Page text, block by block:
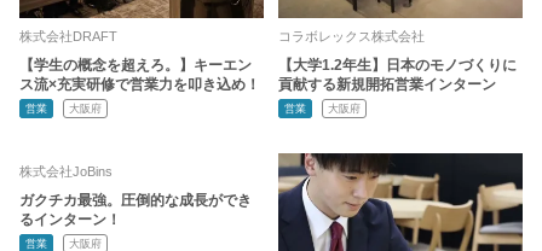
株式会社DRAFT
【学生の概念を超えろ。】キーエン
ス流×充実研修で営業力を叩き込め！
営業 大阪府
コラボレックス株式会社
【大学1.2年生】日本のモノづくりに
貢献する新規開拓営業インターン
営業 大阪府
株式会社JoBins
ガクチカ最強。圧倒的な成長ができ
るインターン！
営業 大阪府